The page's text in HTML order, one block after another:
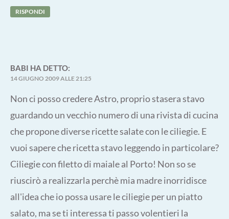
RISPONDI
BABI HA DETTO:
14 GIUGNO 2009 ALLE 21:25
Non ci posso credere Astro, proprio stasera stavo
guardando un vecchio numero di una rivista di cucina
che propone diverse ricette salate con le ciliegie. E
vuoi sapere che ricetta stavo leggendo in particolare?
Ciliegie con filetto di maiale al Porto! Non so se
riuscirò a realizzarla perchè mia madre inorridisce
all'idea che io possa usare le ciliegie per un piatto
salato, ma se ti interessa ti passo volentieri la